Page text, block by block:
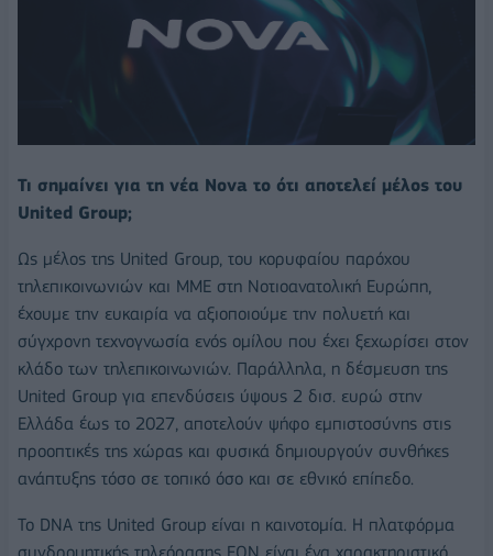
Τι σημαίνει για τη νέα Nova το ότι αποτελεί μέλος του
United Group;
Ως μέλος της United Group, του κορυφαίου παρόχου
τηλεπικοινωνιών και ΜΜΕ στη Νοτιοανατολική Ευρώπη,
έχουμε την ευκαιρία να αξιοποιούμε την πολυετή και
σύγχρονη τεχνογνωσία ενός ομίλου που έχει ξεχωρίσει στον
κλάδο των τηλεπικοινωνιών. Παράλληλα, η δέσμευση της
United Group για επενδύσεις ύψους 2 δισ. ευρώ στην
Ελλάδα έως το 2027, αποτελούν ψήφο εμπιστοσύνης στις
προοπτικές της χώρας και φυσικά δημιουργούν συνθήκες
ανάπτυξης τόσο σε τοπικό όσο και σε εθνικό επίπεδο.
Το DNA της United Group είναι η καινοτομία. Η πλατφόρμα
συνδρομητικής τηλεόρασης ΕΟΝ είναι ένα χαρακτηριστικό